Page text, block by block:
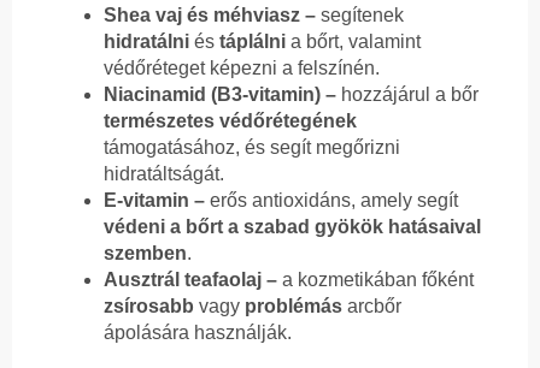
Shea vaj és méhviasz – segítenek
hidratálni és táplálni a bőrt, valamint
védőréteget képezni a felszínén.
Niacinamid (B3-vitamin) – hozzájárul a bőr
természetes védőrétegének
támogatásához, és segít megőrizni
hidratáltságát.
E-vitamin – erős antioxidáns, amely segít
védeni a bőrt a szabad gyökök hatásaival
szemben.
Ausztrál teafaolaj – a kozmetikában főként
zsírosabb vagy problémás arcbőr
ápolására használják.